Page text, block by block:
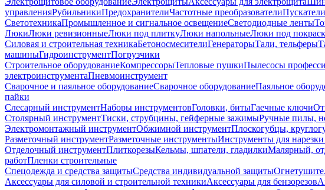
управленияРубильникиПредохранителиЧастотные преобразователи
СветотехникаПромышленное и сигнальное освещениеСветодиодные ленты
ЛюкиЛюки ревизионныеЛюки под плиткуЛюки напольныеЛюки под
Силовая и строительная техникаБетоносмесителиГенераторыТали, тельферы
машиныГидроинструментПогрузчики
Строительное оборудованиеКомпрессорыТепловые пушкиПылесосы
электроинструментаПневмоинструмент
Сварочное и паяльное оборудованиеСварочное оборудованиеПаяльное
пайки
Слесарный инструментНаборы инструментовГоловки, битыГаечные ключи
Столярный инструментТиски, струбцины, гейферные зажимыРучные пилы,
Электромонтажный инструментОбжимной инструментПлоскогубцы,
Разметочный инструментРазметочные инструментыИнструменты для
Отделочный инструментПлиткорезыКельмы, шпатели, гладилкиМалярный,
работПленки строительные
Спецодежда и средства защитыСредства индивидуальной защиты
Аксессуары для силовой и строительной техникиАксессуары для бензорезов